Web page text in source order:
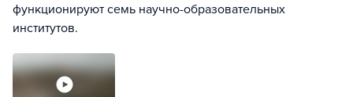
функционируют семь научно-образовательных
институтов.